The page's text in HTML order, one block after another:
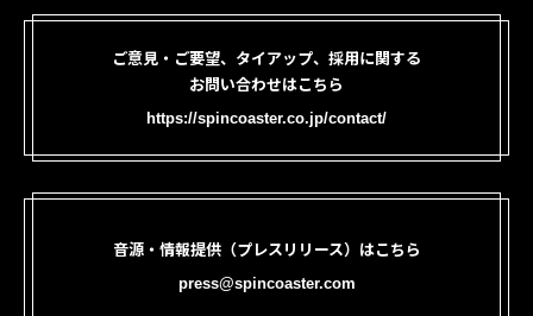
ご意見・ご要望、タイアップ、採用に関する
お問い合わせはこちら
https://spincoaster.co.jp/contact/
音源・情報提供（プレスリリース）はこちら
press@spincoaster.com